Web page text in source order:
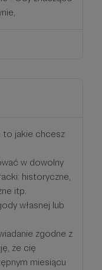
to jakie chcesz
w dowolny
historyczne,
itp.
własnej lub
zgodne z
że cię
miesiącu